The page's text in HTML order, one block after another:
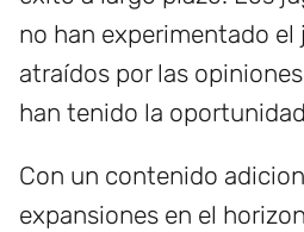
no han experimentado el
atraídos por las
han tenido la
Con un contenido
expansiones en el